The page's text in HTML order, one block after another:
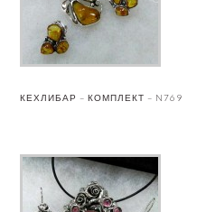
КЕХЛИБАР – КОМПЛЕКТ – N769